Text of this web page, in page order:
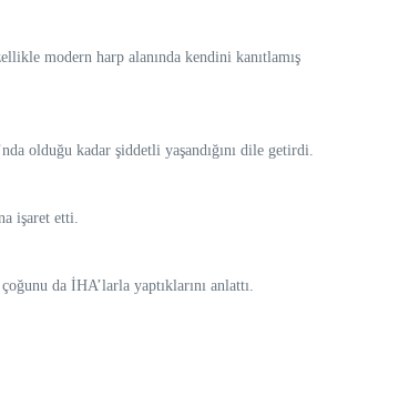
modern harp alanında kendini kanıtlamış
olduğu kadar şiddetli yaşandığını dile getirdi.
işaret etti.
da İHA’larla yaptıklarını anlattı.